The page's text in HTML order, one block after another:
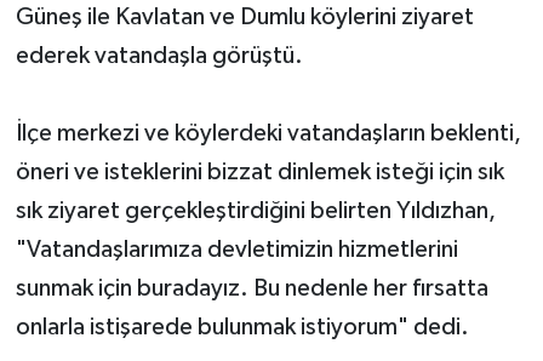
Güneş ile Kavlatan ve Dumlu köylerini ziyaret
ederek vatandaşla görüştü.
İlçe merkezi ve köylerdeki vatandaşların beklenti,
öneri ve isteklerini bizzat dinlemek isteği için sık
sık ziyaret gerçekleştirdiğini belirten Yıldızhan,
"Vatandaşlarımıza devletimizin hizmetlerini
sunmak için buradayız. Bu nedenle her fırsatta
onlarla istişarede bulunmak istiyorum" dedi.